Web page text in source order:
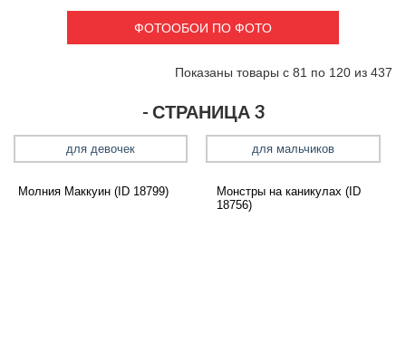
Карты
Перспектива
Города
Живопись
Животный мир
Небо и космос
Еда и напитки
Архитектура
Транспорт
Камин
Граффити
ФОТООБОИ ПО ФОТО
Показаны товары с 81 по 120 из 437
- СТРАНИЦА 3
для девочек для мальчиков
Молния Маккуин (ID 18799)
Монстры на каникулах (ID
18756)